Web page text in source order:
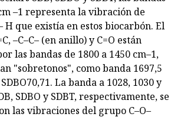
–1 representa la vibración de
H que existía en estos biocarbón. El
–C–C– (en anillo) y C=O están
las bandas de 1800 a 1450 cm–1,
"sobretonos", como banda 1697,5
La banda a 1028, 1030 y
SDBO y SDBT, respectivamente, se
las vibraciones del grupo C–O–